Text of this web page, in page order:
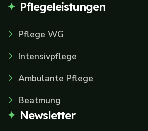
Pflegeleistungen
Pflege WG
Intensivpflege
Ambulante Pflege
Beatmung
Newsletter